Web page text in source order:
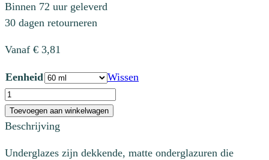
Binnen 72 uur geleverd
30 dagen retourneren
Vanaf € 3,81
Eenheid
Wissen
UG061
Coral
Pink
Toevoegen aan winkelwagen
Beschrijving
Underglazes zijn dekkende, matte onderglazuren die